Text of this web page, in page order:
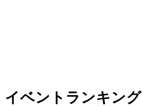
イベントランキング